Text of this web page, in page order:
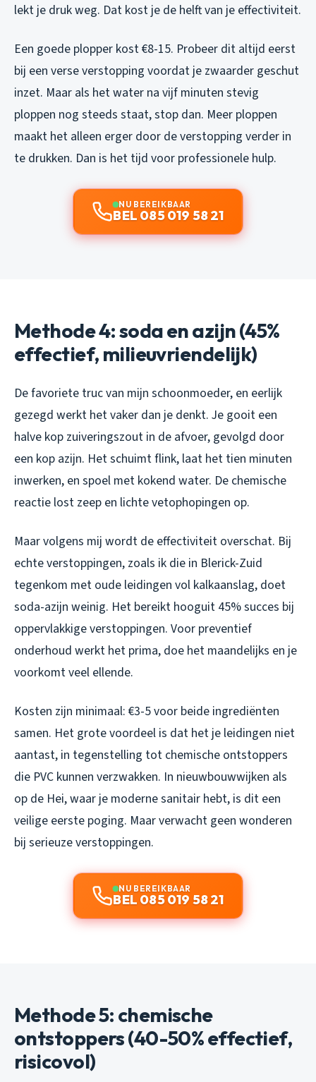
lekt je druk weg. Dat kost je de helft van je effectiviteit.
Een goede plopper kost €8-15. Probeer dit altijd eerst
bij een verse verstopping voordat je zwaarder geschut
inzet. Maar als het water na vijf minuten stevig
ploppen nog steeds staat, stop dan. Meer ploppen
maakt het alleen erger door de verstopping verder in
te drukken. Dan is het tijd voor professionele hulp.
NU BEREIKBAAR
BEL 085 019 58 21
Methode 4: soda en azijn (45%
effectief, milieuvriendelijk)
De favoriete truc van mijn schoonmoeder, en eerlijk
gezegd werkt het vaker dan je denkt. Je gooit een
halve kop zuiveringszout in de afvoer, gevolgd door
een kop azijn. Het schuimt flink, laat het tien minuten
inwerken, en spoel met kokend water. De chemische
reactie lost zeep en lichte vetophopingen op.
Maar volgens mij wordt de effectiviteit overschat. Bij
echte verstoppingen, zoals ik die in Blerick-Zuid
tegenkom met oude leidingen vol kalkaanslag, doet
soda-azijn weinig. Het bereikt hooguit 45% succes bij
oppervlakkige verstoppingen. Voor preventief
onderhoud werkt het prima, doe het maandelijks en je
voorkomt veel ellende.
Kosten zijn minimaal: €3-5 voor beide ingrediënten
samen. Het grote voordeel is dat het je leidingen niet
aantast, in tegenstelling tot chemische ontstoppers
die PVC kunnen verzwakken. In nieuwbouwwijken als
op de Hei, waar je moderne sanitair hebt, is dit een
veilige eerste poging. Maar verwacht geen wonderen
bij serieuze verstoppingen.
NU BEREIKBAAR
BEL 085 019 58 21
Methode 5: chemische
ontstoppers (40-50% effectief,
risicovol)